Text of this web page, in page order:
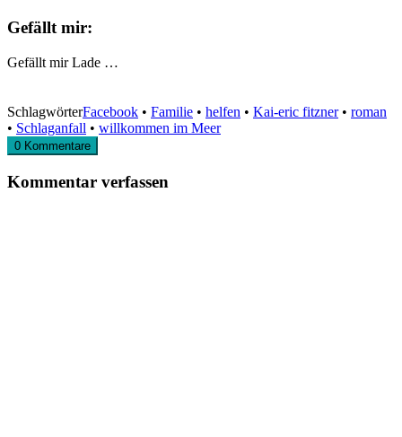
Gefällt mir:
Gefällt mir Lade …
SchlagwörterFacebook • Familie • helfen • Kai-eric fitzner• roman
• Schlaganfall • willkommen im Meer
0 Kommentare
Kommentar verfassen